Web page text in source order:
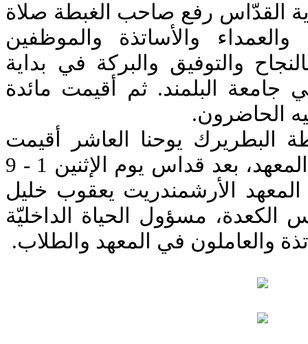
القدّاس رفع صاحب الغبطة صلاة
والأساتذة والموظفين
والتوفيق والبركة في بداية
جامعة البلمند. ثم أقيمت مائدة
الحاضرون.
البطريرك يوحنا العاشر أقيمت
خدمة تقديس المياه في المعهد، بعد قداس يوم الإثنين 1 - 9
المعهد الأرشمندريت يعقوب خليل
الكعدة، مسؤول الحياة الداخليّة
والعاملون في المعهد والطلاب.